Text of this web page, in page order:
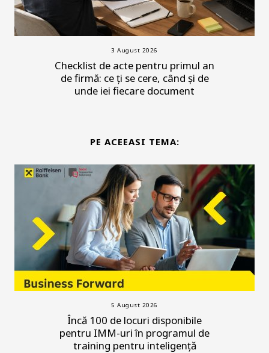
3 August 2026
Checklist de acte pentru primul an
de firmă: ce ți se cere, când și de
unde iei fiecare document
PE ACEEASI TEMA:
5 August 2026
Încă 100 de locuri disponibile
pentru IMM-uri în programul de
training pentru inteligență